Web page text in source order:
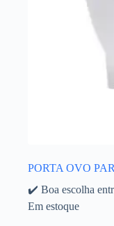
PORTA OVO
✔️ Boa escolha
Em estoque